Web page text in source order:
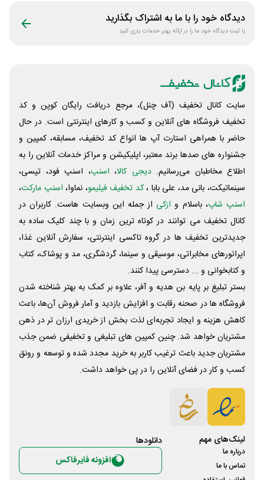
دیدگاه خود را با ما به اشتراک بگذارید
با ثبت دیدگاه خود ما را در ارائه بهتر خدمات یاری کنید
سایت کانال تخفیف (آف چنل)، مرجع دریافت رایگان کوپن و کد
تخفیف فروشگاه های آنلاین و کسب و‌ کارهای اینترنتی است. در حال
حاضر با همراهی استارت آپ ها انواع کد تخفیف، مسابقه، کمپین و
جشنواره های صدها برند معتبر، اپلیکیشن و مراکز خدمات آنلاین را به
اطلاع مخاطبان می‌رسانیم. دیجی کالا، اسنپ، اسنپ فود، تپسی،
سینماتیکت، بانی مد، علی‌ بابا ،کد تخفیف فیلیمو، نماوا، اسنپ مارکت،
اسنپ شاپ، باسلام و ازکی از جمله این وبسایت ‌هاست. کاربران در
کانال تخفیف می توانند در کوتاه ترین زمان و با چند کلیک ساده به
جدیدترین تخفیف ها در گروه تاکسی اینترنتی، سفارش آنلاین غذا،
اپراتورهای مخابراتی، موسیقی و سینما، گردشگری، مد و پوشاک، کتاب
و کتابخوانی و ... دسترسی پیدا کنند.
بستر تبلیغ بر پایه بن هدیه و آفر، علاوه بر کمک به بهتر شناخته شدن
فروشگاه ها در صحنه رقابت و افزایش بازدید و آمار فروش آن‌ها، باعث
کاهش هزینه و ایجاد تجربه‌ای لذت بخش از خریدی ارزان تر در ذهن
مشتریان خواهد شد. چنین کمپین های تبلیغی و تخفیفی ضمن جذب
مشتریان جدید باعث ترغیب کاربر به خرید مجدد شده و توسعه و رونق
کسب و کار در فضای آنلاین را در پی خواهد داشت.
لینک‌های مهم
درباره ما
تماس با ما
دانلود‌ها
افزونه فایرفاکس